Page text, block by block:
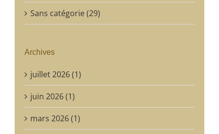
Sans catégorie (29)
Archives
juillet 2026 (1)
juin 2026 (1)
mars 2026 (1)